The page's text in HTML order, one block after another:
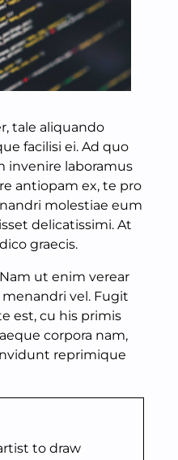
tale aliquando
facilisi ei. Ad quo
invenire laboramus
antiopam ex, te pro
molestiae eum
delicatissimi. At
graecis.
ut enim verear
vel. Fugit
est, cu his primis
corpora nam,
reprimique
to draw